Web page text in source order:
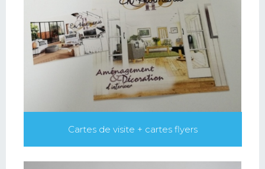
Cartes de visite + cartes flyers